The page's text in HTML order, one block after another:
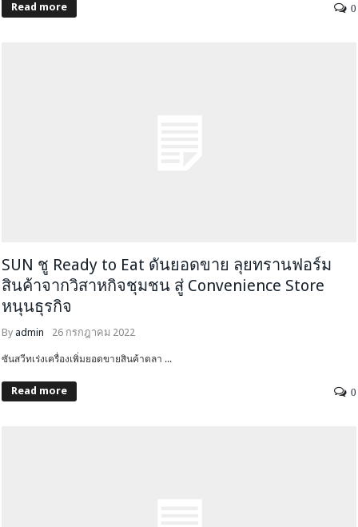
Read more 0
SUN ชู Ready to Eat ดันยอดขาย ลุยทรานฟอร์ม
สินค้าจากวิสาหกิจชุมชน สู่ Convenience Store
หนุนธุรกิจ
By admin 26 กรกฎาคม 2022
ซันสวีทเร่งเครื่องเพิ่มยอดขายสินค้าตลา ...
Read more 0